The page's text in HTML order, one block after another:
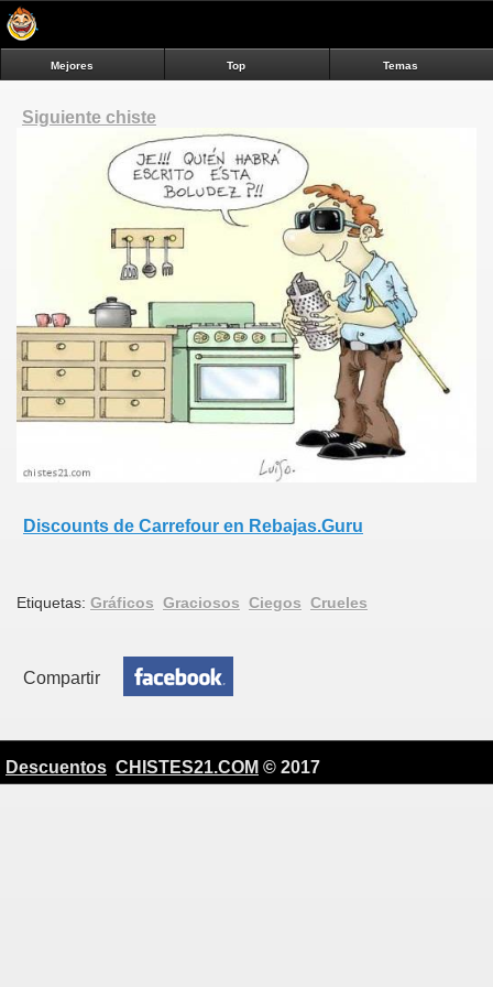
Mejores Top Temas
Siguiente chiste
Discounts de Carrefour en Rebajas.Guru
Etiquetas: Gráficos Graciosos Ciegos Crueles
Compartir
Descuentos CHISTES21.COM © 2017